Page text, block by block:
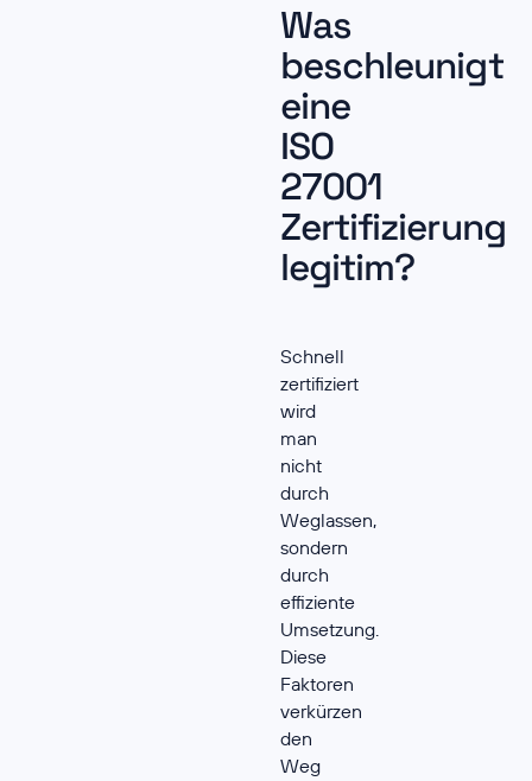
Was
beschleunigt
eine
ISO
27001
Zertifizierung
legitim?
Schnell
zertifiziert
wird
man
nicht
durch
Weglassen,
sondern
durch
effiziente
Umsetzung.
Diese
Faktoren
verkürzen
den
Weg